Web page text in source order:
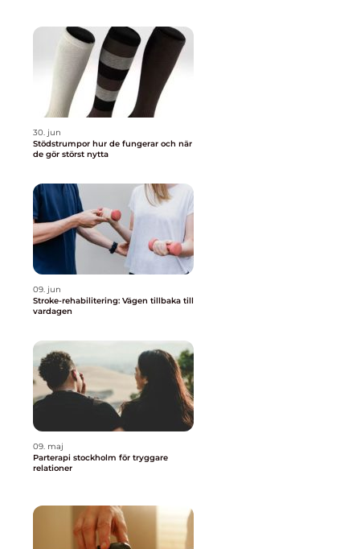
30. jun
Stödstrumpor hur de fungerar och när
de gör störst nytta
09. jun
Stroke-rehabilitering: Vägen tillbaka till
vardagen
09. maj
Parterapi stockholm för tryggare
relationer